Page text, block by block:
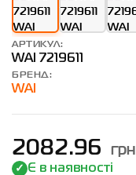
АРТИКУЛ:
WAI 7219611
БРЕНД:
WAI
2082.96 грн
Є в наявності